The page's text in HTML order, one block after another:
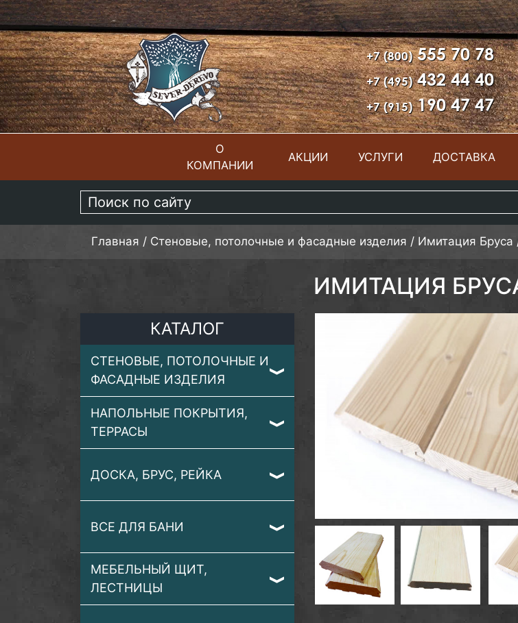
+7 (800)555 70 78
+7 (495)432 44 40
+7 (915)190 47 47
ГЛАВНАЯ
О
КОМПАНИИ
АКЦИИ УСЛУГИ ДОСТАВКА
Главная / Стеновые, потолочные и фасадные изделия / Имитация Бруса
ИМИТАЦИЯ
КАТАЛОГ
СТЕНОВЫЕ, ПОТОЛОЧНЫЕ И
ФАСАДНЫЕ ИЗДЕЛИЯ
НАПОЛЬНЫЕ ПОКРЫТИЯ,
ТЕРРАСЫ
ДОСКА, БРУС, РЕЙКА
ВСЕ ДЛЯ БАНИ
МЕБЕЛЬНЫЙ ЩИТ,
ЛЕСТНИЦЫ